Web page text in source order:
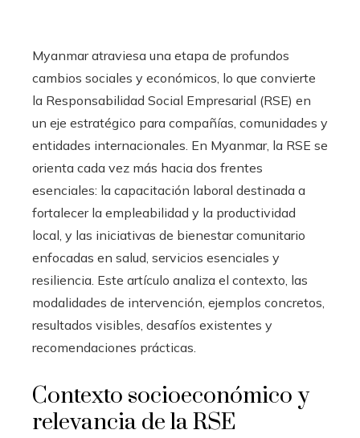
Myanmar atraviesa una etapa de profundos
cambios sociales y económicos, lo que convierte
la Responsabilidad Social Empresarial (RSE) en
un eje estratégico para compañías, comunidades y
entidades internacionales. En Myanmar, la RSE se
orienta cada vez más hacia dos frentes
esenciales: la capacitación laboral destinada a
fortalecer la empleabilidad y la productividad
local, y las iniciativas de bienestar comunitario
enfocadas en salud, servicios esenciales y
resiliencia. Este artículo analiza el contexto, las
modalidades de intervención, ejemplos concretos,
resultados visibles, desafíos existentes y
recomendaciones prácticas.
Contexto socioeconómico y
relevancia de la RSE